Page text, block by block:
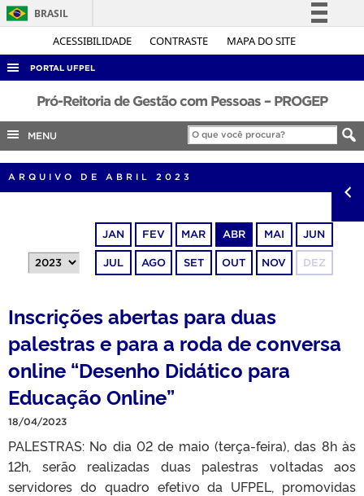
ACESSIBILIDADE CONTRASTE MAPA DO SITE
BRASIL
Simplifique!
Legislação
Canais
PORTAL UFPEL
ACESSO À INFORMAÇÃO
AUDITORIA
COBALTO
CONCURSOS
OUVIDORIA
TELEFONES
Pró-Reitoria de Gestão com Pessoas – PROGEP
MENU
ARQUIVO DE ABRIL 2023
JAN FEV MAR ABR MAI JUN
JUL AGO SET OUT NOV DEZ
Inscrições abertas para duas
palestras e para a roda de conversa
online “Desenho Didático para
Educação Online”
18/04/2023
PALESTRAS: No dia 02 de maio (terça-feira), das 8h às
12h, serão realizadas duas palestras voltadas aos
servidores do quadro efetivo da UFPEL, promovidas